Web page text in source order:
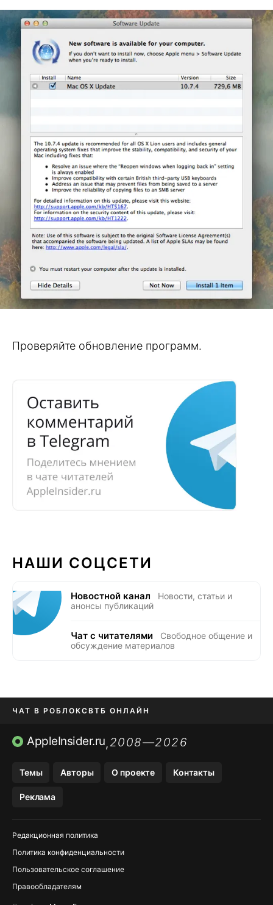
Проверяйте обновление программ.
НАШИ СОЦСЕТИ
Новостной канал
Новости, статьи и
анонсы публикаций
Чат с читателями
Свободное общение и
обсуждение материалов
ЧАТ В РОБЛОКСВТБ ОНЛАЙН
ПРИЛОЖЕНИЯ APP STORE
AppleInsider.ru,2008—2026
Темы Авторы О проекте Контакты
Реклама
Редакционная политика
Политика конфиденциальности
Пользовательское соглашение
Правообладателям